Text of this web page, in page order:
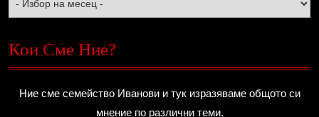
Кои Сме Ние?
Ние сме семейство Иванови и тук изразяваме общото си
мнение по различни теми.